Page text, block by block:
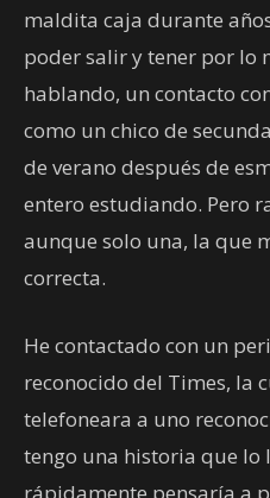
maldita caja durante
poder salir y tener por lo
hablando, un contacto
como un chico de
de verano después de
entero estudiando. Pero
aunque solo una, la que
correcta.
He contactado con un
reconocido del Times, la
telefoneara a uno
tengo una historia que lo